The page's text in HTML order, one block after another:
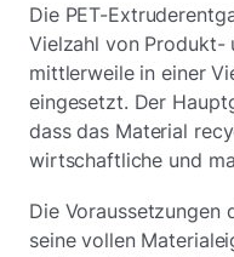
Die PET-
Vielzahl von Produkt-
mittlerweile in einer
eingesetzt. Der
dass das Material
wirtschaftliche und
Die Voraussetzungen
seine vollen